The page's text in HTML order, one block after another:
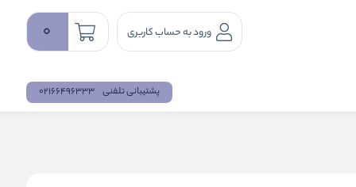
ورود به حساب کاربری 0
پشتیبانی تلفنی 02166496333